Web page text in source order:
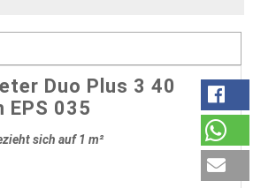
Duo Plus 3 40
EPS 035
sich auf 1 m²